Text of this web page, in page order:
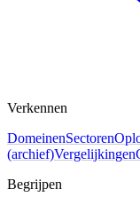
Verkennen
DomeinenSectoren
(archief)Vergelijkingen
Begrijpen